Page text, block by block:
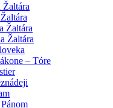
Žaltára
Žaltára
– Tóre